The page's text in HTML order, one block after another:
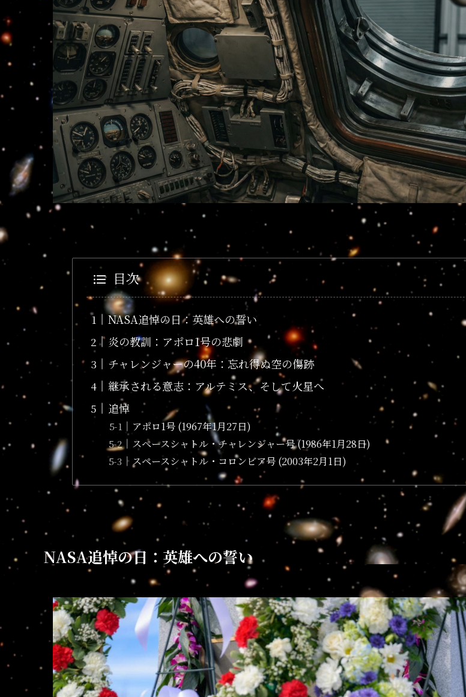
目次
NASA追悼の日：英雄への誓い
炎の教訓：アポロ1号の悲劇
チャレンジャーの40年：忘れ得ぬ空の傷跡
継承される意志：アルテミス、そして火星へ
追悼
アポロ1号 (1967年1月27日)
スペースシャトル・チャレンジャー号 (1986年1月28日)
スペースシャトル・コロンビア号 (2003年2月1日)
NASA追悼の日：英雄への誓い